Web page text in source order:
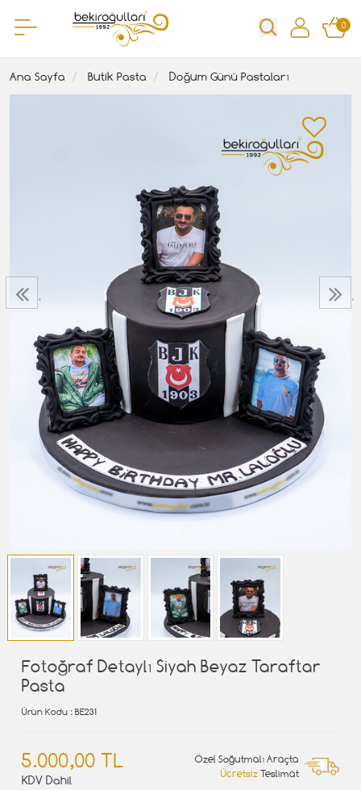
0
Ana Sayfa Butik Pasta Doğum Günü Pastaları
‹ ›
Fotoğraf Detaylı Siyah Beyaz Taraftar
Pasta
Ürün Kodu : BE231
5.000,00 TL
KDV Dahil
Özel Soğutmalı Araçta
Ücretsiz Teslimat